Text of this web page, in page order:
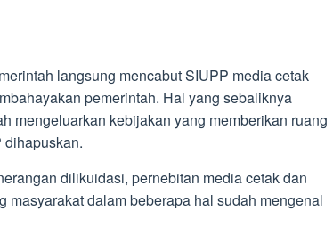
langsung mencabut SIUPP media cetak
pemerintah. Hal yang sebaliknya
mengeluarkan kebijakan yang memberikan ruang
dihapuskan.
dilikuidasi, pernebitan media cetak dan
masyarakat dalam beberapa hal sudah mengenal